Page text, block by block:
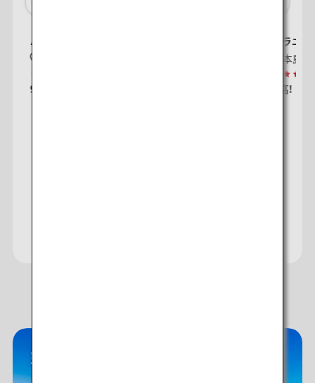
ハイアット リージェンシー那覇 沖縄
9.0
ハレクラニ沖
沖縄本島
最高!